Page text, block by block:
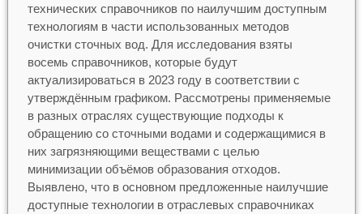
технических справочников по наилучшим доступным
технологиям в части использованных методов
очистки сточных вод. Для исследования взяты
восемь справочников, которые будут
актуализироваться в 2023 году в соответствии с
утверждённым графиком. Рассмотрены применяемые
в разных отраслях существующие подходы к
обращению со сточными водами и содержащимися в
них загрязняющими веществами с целью
минимизации объёмов образования отходов.
Выявлено, что в основном предложенные наилучшие
доступные технологии в отраслевых справочниках